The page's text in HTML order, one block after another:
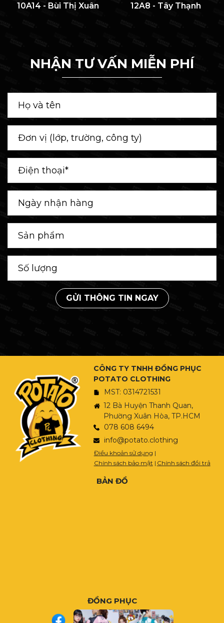
10A14 - Bùi Thị Xuân
12A8 - Tây Thạnh
NHẬN TƯ VẤN MIỄN PHÍ
GỬI THÔNG TIN NGAY
CÔNG TY TNHH ĐỒNG PHỤC
POTATO CLOTHING
MST: 0314721531
12 Bà Huyện Thanh Quan,
Phường Xuân Hòa, TP.HCM
078 608 6494
info@potato.clothing
Điều khoản sử dụng |
Chính sách bảo mật | Chính sách đổi trả
BẢN ĐỒ
ĐỒNG PHỤC